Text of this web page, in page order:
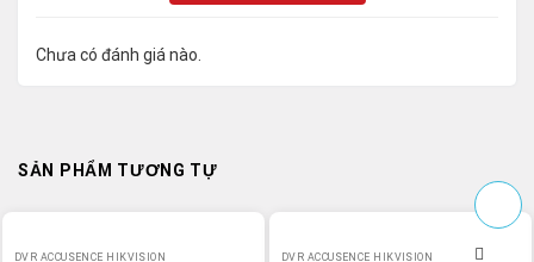
Chưa có đánh giá nào.
SẢN PHẨM TƯƠNG TỰ
DVR ACCUSENCE HIKVISION DVR ACCUSENCE HIKVISION